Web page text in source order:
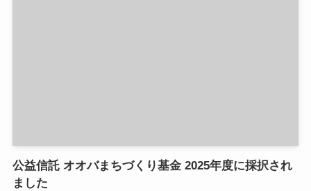
公益信託 オオバまちづくり基金 2025年度に採択され
ました